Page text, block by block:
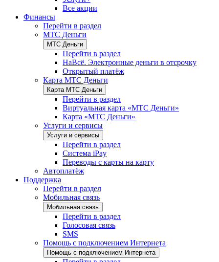
Все акции
Финансы
Перейти в раздел
МТС Деньги
МТС Деньги
Перейти в раздел
НаВсё. Электронные деньги в отсрочку
Открытый платёж
Карта МТС Деньги
Карта МТС Деньги
Перейти в раздел
Виртуальная карта «МТС Деньги»
Карта «МТС Деньги»
Услуги и сервисы
Услуги и сервисы
Перейти в раздел
Система iPay
Переводы с карты на карту
Автоплатёж
Поддержка
Перейти в раздел
Мобильная связь
Мобильная связь
Перейти в раздел
Голосовая связь
SMS
Помощь с подключением Интернета
Помощь с подключением Интернета